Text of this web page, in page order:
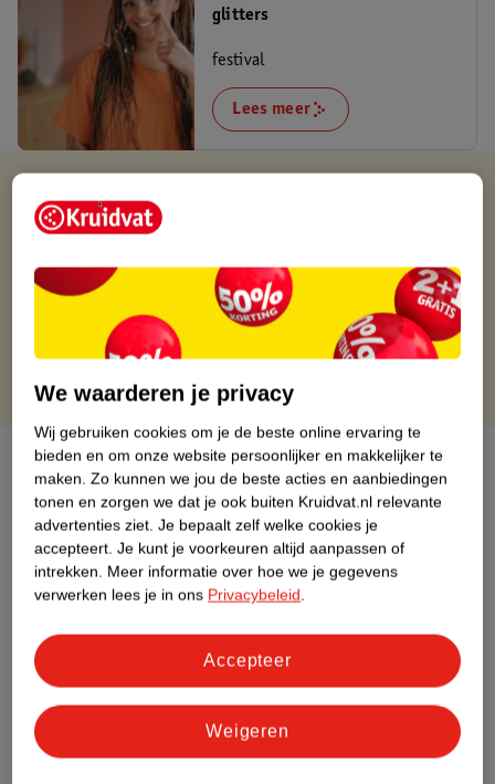
glitters
festival
Lees meer
Binnen 1 werkdag verstuurd
Gratis thuisbezorgd
Gratis retourneren via verkooppartner.
Gratis punten met je Kruidvat kaart
Over dit product
Productinformatie
Etiketinformatie
Nature Impact Score
Meer informatie
We waarderen je privacy
Wij gebruiken cookies om je de beste online ervaring te
bieden en om onze website persoonlijker en makkelijker te
maken. Zo kunnen we jou de beste acties en aanbiedingen
tonen en zorgen we dat je ook buiten Kruidvat.nl relevante
advertenties ziet. Je bepaalt zelf welke cookies je
accepteert. Je kunt je voorkeuren altijd aanpassen of
intrekken. Meer informatie over hoe we je gegevens
verwerken lees je in ons Privacybeleid.
Weigeren
Accepteer